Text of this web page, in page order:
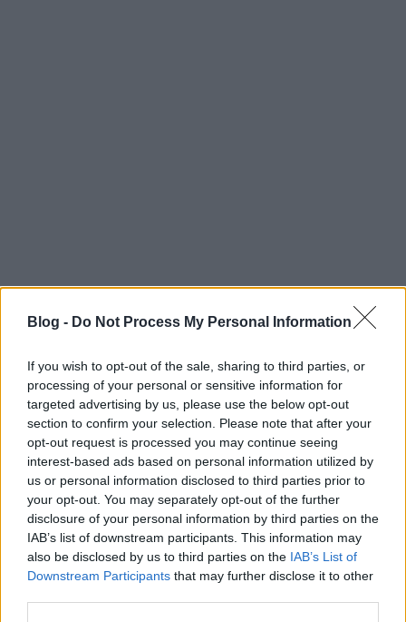
Blog - Do Not Process My Personal Information
If you wish to opt-out of the sale, sharing to third parties, or
processing of your personal or sensitive information for
targeted advertising by us, please use the below opt-out
section to confirm your selection. Please note that after your
opt-out request is processed you may continue seeing
interest-based ads based on personal information utilized by
us or personal information disclosed to third parties prior to
your opt-out. You may separately opt-out of the further
disclosure of your personal information by third parties on the
IAB’s list of downstream participants. This information may
also be disclosed by us to third parties on the IAB’s List of
Downstream Participants that may further disclose it to other
választottam a filmszemle egyik nyertesének.
Nagyon tetszett, mindenkinek ajánlom. Kiváncsi
vagyok rá, hogy a szakmai zsűri a hét végén hogyan
látja.
A pergő képsorok a magyarság nagy
kivándorlásáról szólnak, ami 1890-1921-ig tartott.
Soha nem látott korai amerikai híradások, fényképek
és visszaemlékezések sokaságát szövi össze
nagyszerűen Forgács Péter.
A film valahogy több nekem, mint egy
dokumentumfilm, mert elgondolkodtat, és segít